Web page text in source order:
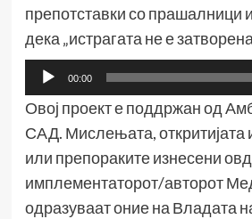
препотставки со прашалници
дека „истрагата не е
Аудио
плејер
00:00
Овој проект е поддржан од
САД. Мислењата, откритијата
или препораките изнесени
имплементаторот/авторот
одразуваат оние на Владата